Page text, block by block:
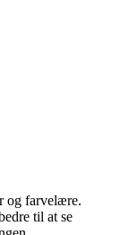
og farvelære.
til at se